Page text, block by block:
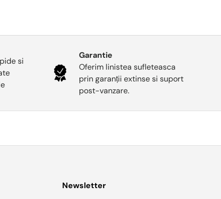
si
Garantie
Oferim linistea sufleteasca
prin garanții extinse si suport
post-vanzare.
Newsletter